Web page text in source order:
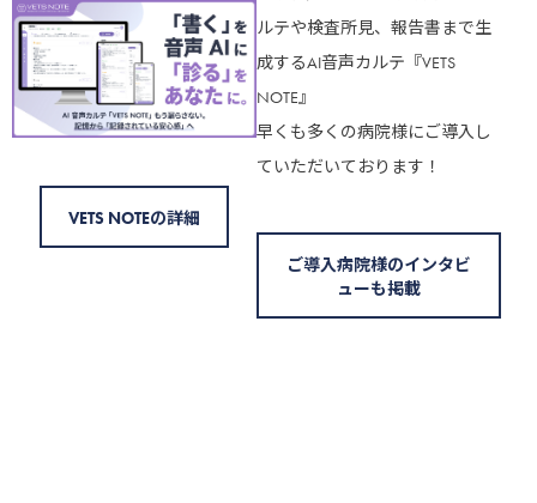
VETS NOTEの詳細
ルテや検査所見、報告書まで生
成するAI音声カルテ『VETS
NOTE』
早くも多くの病院様にご導入し
ていただいております！
ご導入病院様のインタビ
ューも掲載